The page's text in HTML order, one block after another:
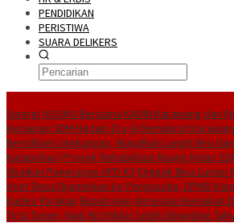
PENDIDIKAN
PERISTIWA
SUARA DELIKERS
Sinergi ASOKA Bersama KADIN Karawang dan
Kesiapan SDM Hadapi Era AI Demokrat
Bersihkan Lingkungan, Wujudkan Langit Biru
Kutapohaci Proyek Rehabilitasi Ruang Kelas
Abaikan Penerapan APD K3 Enggak Bisa Lunasi
Aset Desa Dijaminkan ke Pengusaha, DPMD
Kades Parakan Bupati Aep Apresiasi Kenaikan
Tirta Tarum, Naik Rp3 Miliar Lebih Dibanding